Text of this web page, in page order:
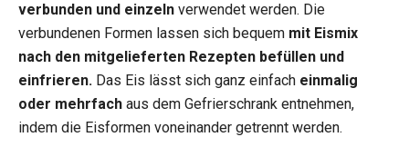
verbunden und einzeln verwendet werden. Die
verbundenen Formen lassen sich bequem mit Eismix
nach den mitgelieferten Rezepten befüllen und
einfrieren. Das Eis lässt sich ganz einfach einmalig
oder mehrfach aus dem Gefrierschrank entnehmen,
indem die Eisformen voneinander getrennt werden.